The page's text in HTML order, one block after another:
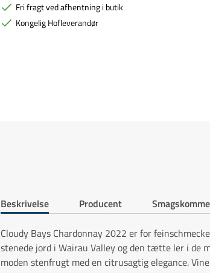
Fri fragt ved afhentning i butik
Kongelig Hofleverandør
Beskrivelse Producent
Cloudy Bays Chardonnay 2022 er for
stenede jord i Wairau Valley og den tætte ler i de
moden stenfrugt med en citrusagtig elegance.